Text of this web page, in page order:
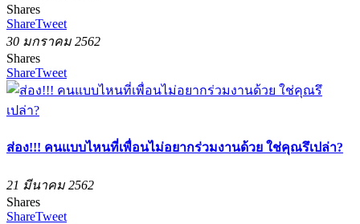
Shares
ShareTweet
30 มกราคม 2562
Shares
ShareTweet
ส่อง!!! คนแบบไหนที่เพื่อนไม่อยากร่วมงานด้วย ใช่คุณรึเปล่า?
21 มีนาคม 2562
Shares
ShareTweet